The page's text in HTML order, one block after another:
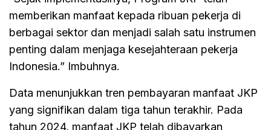
memberikan manfaat kepada ribuan pekerja di
berbagai sektor dan menjadi salah satu instrumen
penting dalam menjaga kesejahteraan pekerja
Indonesia.” Imbuhnya.
Data menunjukkan tren pembayaran manfaat JKP
yang signifikan dalam tiga tahun terakhir. Pada
tahun 2024, manfaat JKP telah dibayarkan